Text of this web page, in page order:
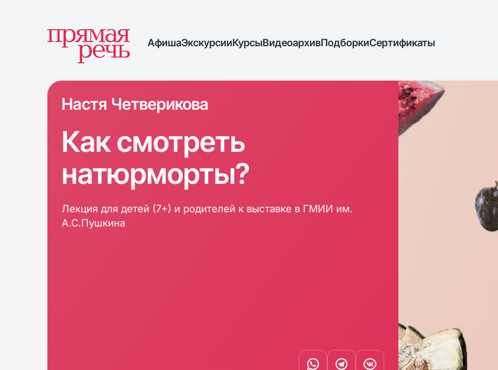
АфишаЭкскурсииКурсыВидеоархивПодборкиСертификаты
Настя Четверикова
Как смотреть
натюрморты?
Лекция для детей (7+) и родителей к выставке в ГМИИ им.
А.С.Пушкина